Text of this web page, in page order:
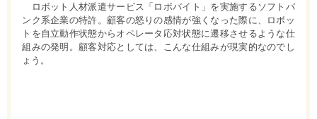
ロボット人材派遣サービス「ロボバイト」を実施するソフトバ
ンク系企業の特許。顧客の怒りの感情が強くなった際に、ロボッ
トを自立動作状態からオペレータ応対状態に遷移させるような仕
組みの発明。顧客対応としては、こんな仕組みが現実的なのでし
ょう。